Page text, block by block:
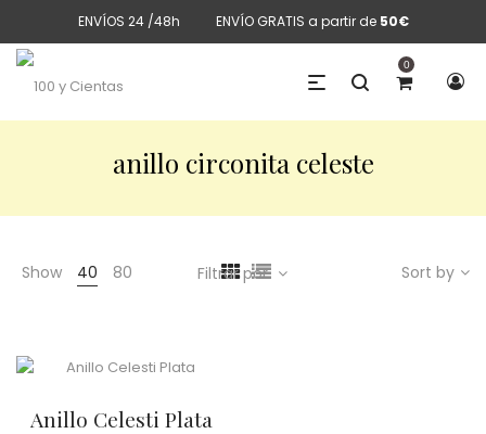
ENVÍOS 24 /48h ENVÍO GRATIS a partir de 50€
0
anillo circonita celeste
Show 40 80 Sort by
Filtrar por
Anillo Celesti Plata